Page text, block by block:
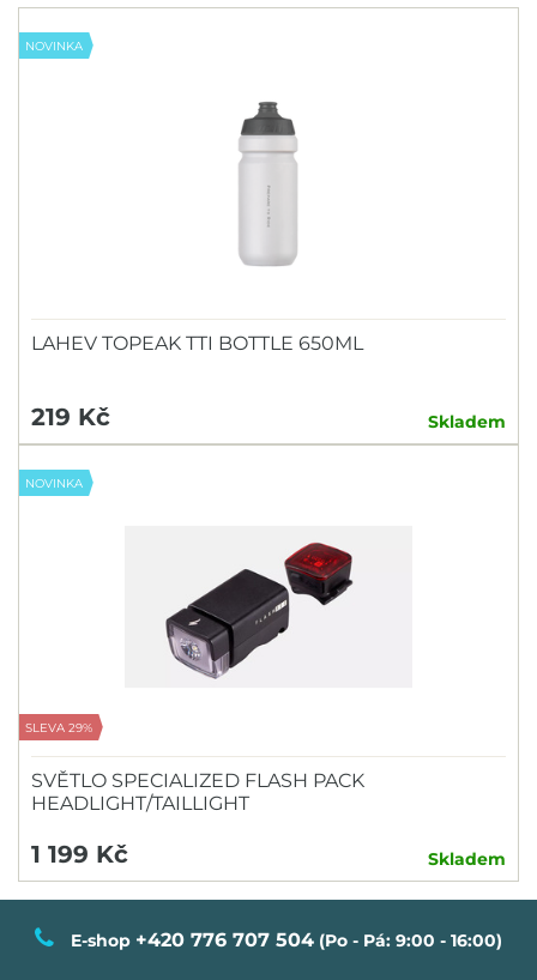
NOVINKA
LAHEV TOPEAK TTI BOTTLE 650ML
219 Kč Skladem
NOVINKA
SLEVA 29%
SVĚTLO SPECIALIZED FLASH PACK
HEADLIGHT/TAILLIGHT
1 199 Kč Skladem
E-shop +420 776 707 504 (Po - Pá: 9:00 - 16:00)